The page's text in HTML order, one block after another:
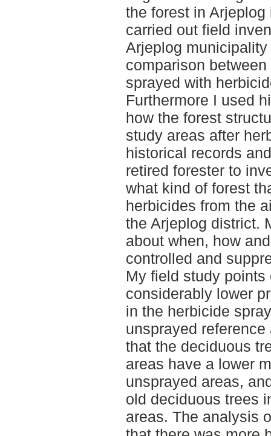
the forest in
carried out field
Arjeplog
comparison
sprayed with
Furthermore I used
how the forest
study areas after
historical records
retired forester to
what kind of forest
herbicides from the
the Arjeplog district.
about when, how
controlled and
My field study
considerably lower
in the herbicide
unsprayed
that the deciduous
areas have a lower
unsprayed areas,
old deciduous trees
areas. The analysis